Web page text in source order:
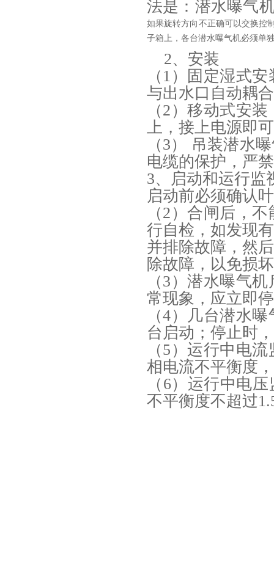
法是：潜水曝气
如果旋转方向不正确可以交换控
子箱上，各台潜水曝气机必须单
2、安装
（1）固定湿式
与出水口自动耦
（2）移动式安
上，接上电源即
（3） 吊装潜水
电缆的保护，严
3、启动和运行监
启动前必须确认
（2）合闸后，
行自检，如发现
并排除故障，然
除故障，以免损
（3）潜水曝气
常现象，应立即
（4）几台潜水
台启动；停止时
（5）运行中电
相电流不平衡度
（6）运行中电
不平衡度不超过